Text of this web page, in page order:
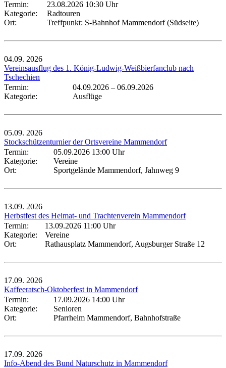
Termin:
23.08.2026 10:30 Uhr
Kategorie:
Radtouren
Ort:
Treffpunkt: S-Bahnhof Mammendorf (Südseite)
04.09. 2026
Vereinsausflug des 1. König-Ludwig-Weißbierfanclub nach
Tschechien
Termin:
04.09.2026 – 06.09.2026
Kategorie:
Ausflüge
05.09. 2026
Stockschützenturnier der Ortsvereine Mammendorf
Termin:
05.09.2026 13:00 Uhr
Kategorie:
Vereine
Ort:
Sportgelände Mammendorf, Jahnweg 9
13.09. 2026
Herbstfest des Heimat- und Trachtenverein Mammendorf
Termin:
13.09.2026 11:00 Uhr
Kategorie:
Vereine
Ort:
Rathausplatz Mammendorf, Augsburger Straße 12
17.09. 2026
Kaffeeratsch-Oktoberfest in Mammendorf
Termin:
17.09.2026 14:00 Uhr
Kategorie:
Senioren
Ort:
Pfarrheim Mammendorf, Bahnhofstraße
17.09. 2026
Info-Abend des Bund Naturschutz in Mammendorf